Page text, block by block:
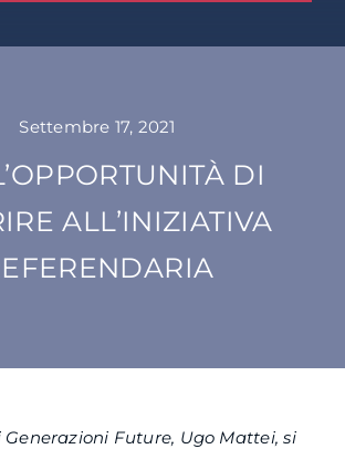
CLASS ACTION RAI
SU DI NOI
ATTIVITÀ
Settembre 17, 2021
DI
ALL’INIZIATIVA
Future, Ugo Mattei, si